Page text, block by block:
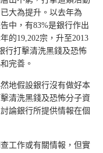
大為提升。以去年為
中，有83%是銀行作出
的19,202宗，升至2013
行打擊清洗黑錢及恐怖
完善。
地假設銀行沒有做好本
清洗黑錢及恐怖分子資
論銀行所提供情報在個
工作或有關情報，但實